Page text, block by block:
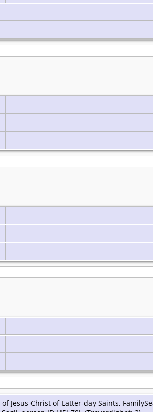
Jesus Christ of Latter-day Saints,